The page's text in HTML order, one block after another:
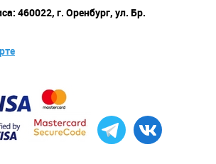
460022, г. Оренбург, ул. Бр.